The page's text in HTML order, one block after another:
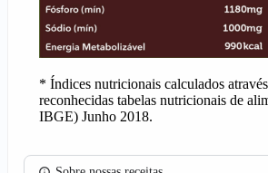
* Índices nutricionais calculados
reconhecidas tabelas nutricionais de
IBGE) Junho 2018.